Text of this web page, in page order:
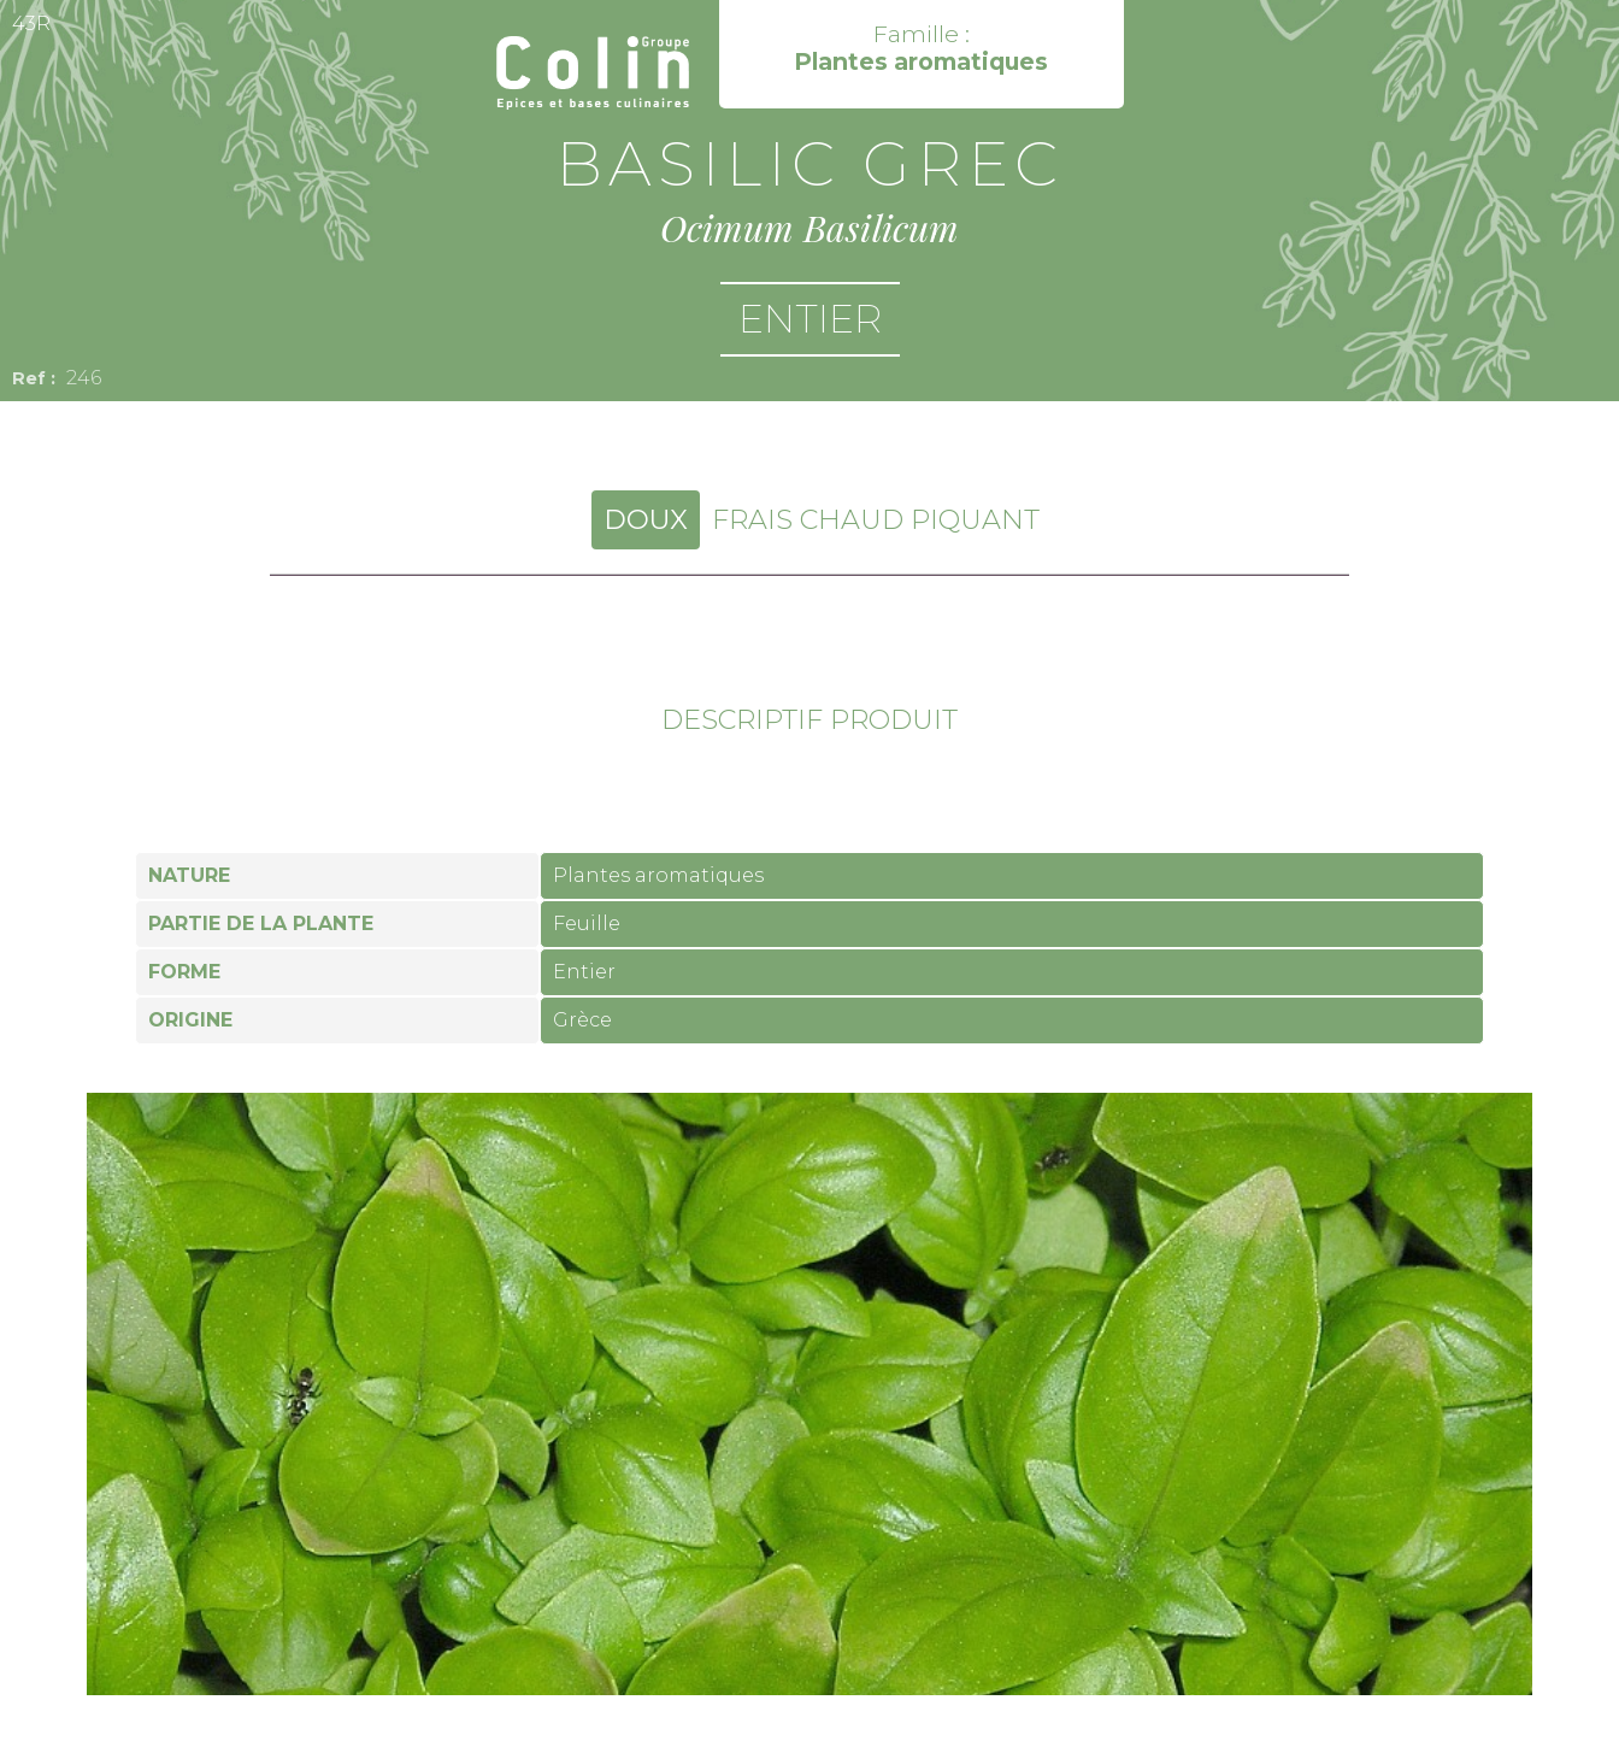
Famille :
Plantes aromatiques
43R
246
BASILIC GREC
Ocimum Basilicum
ENTIER
DOUX FRAIS CHAUD PIQUANT
DESCRIPTIF PRODUIT
NATURE Plantes aromatiques
PARTIE DE LA PLANTE Feuille
FORME Entier
ORIGINE Grèce